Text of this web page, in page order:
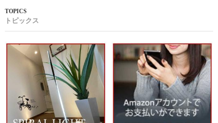
トピックス